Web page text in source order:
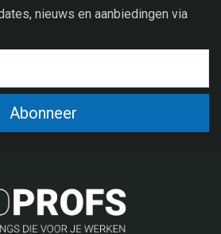
nieuws en aanbiedingen via
Abonneer